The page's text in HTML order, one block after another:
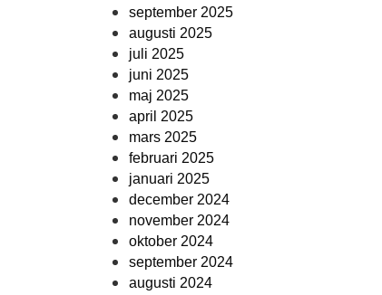
september 2025
augusti 2025
juli 2025
juni 2025
maj 2025
april 2025
mars 2025
februari 2025
januari 2025
december 2024
november 2024
oktober 2024
september 2024
augusti 2024